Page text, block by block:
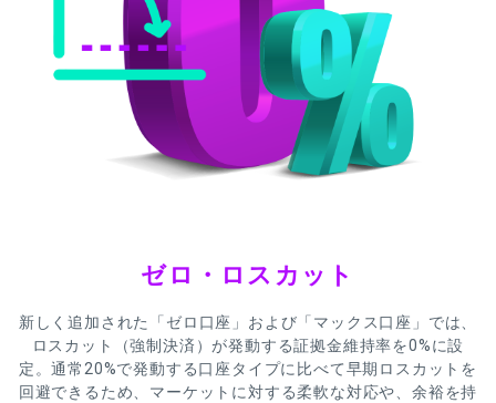
ゼロ・ロスカット
新しく追加された「ゼロ口座」および「マックス口座」では、
ロスカット（強制決済）が発動する証拠金維持率を0%に設
定。通常20%で発動する口座タイプに比べて早期ロスカットを
回避できるため、マーケットに対する柔軟な対応や、余裕を持